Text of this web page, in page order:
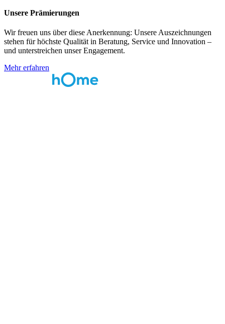
Unsere Prämierungen
Wir freuen uns über diese Anerkennung: Unsere Auszeichnungen
stehen für höchste Qualität in Beratung, Service und Innovation –
und unterstreichen unser Engagement.
Mehr erfahren